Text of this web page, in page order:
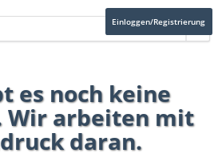
Einloggen/Registrierung
es noch keine
Wir arbeiten mit
daran.